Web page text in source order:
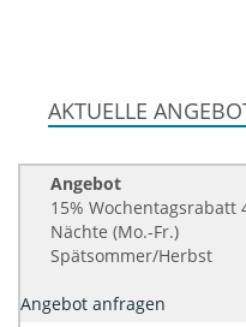
AKTUELLE
Angebot
15% Wochentagsrabatt
Nächte (Mo.-Fr.)
Spätsommer/Herbst
Angebot anfragen